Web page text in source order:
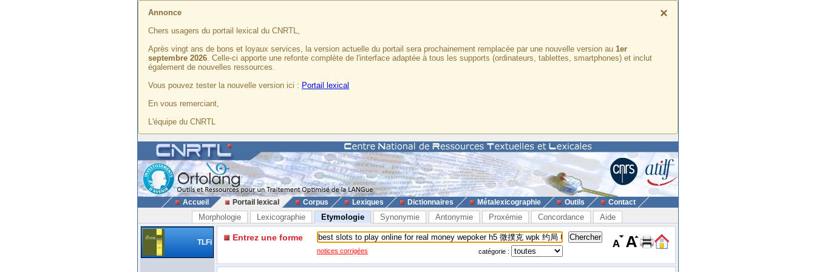
×
Annonce
Chers usagers du portail lexical du CNRTL,
Après vingt ans de bons et loyaux services, la version actuelle du portail sera prochainement remplacée par une nouvelle version au 1er
septembre 2026. Celle-ci apporte une refonte complète de l'interface adaptée à tous les supports (ordinateurs, tablettes, smartphones) et inclut
également de nouvelles ressources.
Vous pouvez tester la nouvelle version ici : Portail lexical
En vous remerciant,
L'équipe du CNRTL
Accueil Portail lexical Corpus Lexiques Dictionnaires Métalexicographie Outils Contact
Morphologie Lexicographie Etymologie Synonymie Antonymie Proxémie Concordance Aide
TLFi Entrez une forme
notices corrigées catégorie :